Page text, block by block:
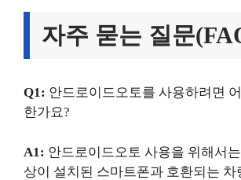
자주 묻는 질문
Q1: 안드로이드오토를 사용하려면
한가요?
A1: 안드로이드오토 사용을 위해서
상이 설치된 스마트폰과 호환되는 차